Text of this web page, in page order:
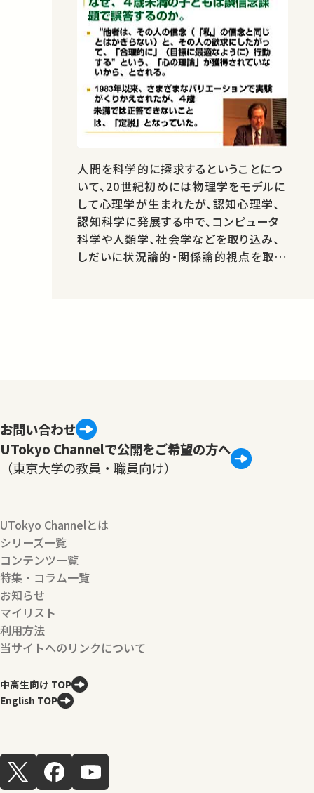
人間を科学的に探求するということにつ
いて、20世紀初めには物理学をモデルに
して心理学が生まれたが、認知心理学、
認知科学に発展する中で、コンピュータ
科学や人類学、社会学などを取り込み、
しだいに状況論的・関係論的視点を取り
お問い合わせ
UTokyo Channelで公開をご希望の方へ
（東京大学の教員・職員向け）
UTokyo Channelとは
シリーズ一覧
コンテンツ一覧
特集・コラム一覧
お知らせ
マイリスト
利用方法
当サイトへのリンクについて
中高生向け TOP
English TOP